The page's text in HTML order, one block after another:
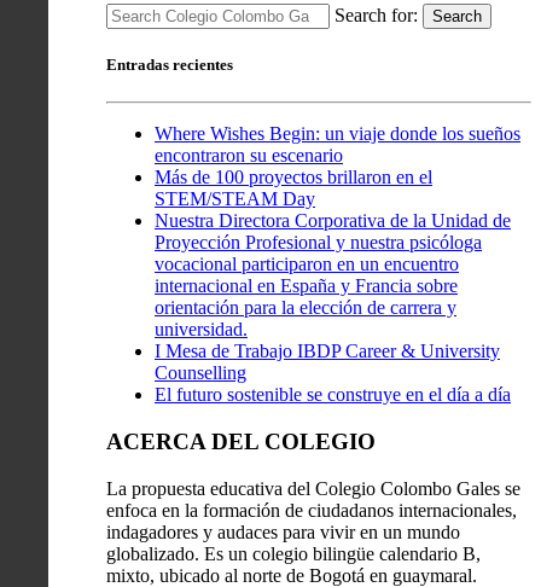
Search for:
Search
Entradas recientes
Where Wishes Begin: un viaje donde los sueños
encontraron su escenario
Más de 100 proyectos brillaron en el
STEM/STEAM Day
Nuestra Directora Corporativa de la Unidad de
Proyección Profesional y nuestra psicóloga
vocacional participaron en un encuentro
internacional en España y Francia sobre
orientación para la elección de carrera y
universidad.
I Mesa de Trabajo IBDP Career & University
Counselling
El futuro sostenible se construye en el día a día
ACERCA DEL COLEGIO
La propuesta educativa del Colegio Colombo Gales se
enfoca en la formación de ciudadanos internacionales,
indagadores y audaces para vivir en un mundo
globalizado. Es un colegio bilingüe calendario B,
mixto, ubicado al norte de Bogotá en guaymaral.